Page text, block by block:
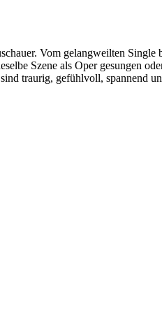
Vom gelangweilten
Szene als Oper gesungen
traurig, gefühlvoll, spannend